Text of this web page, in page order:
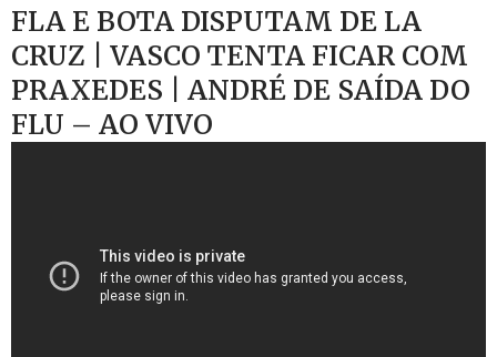
FLA E BOTA DISPUTAM DE LA
CRUZ | VASCO TENTA FICAR COM
PRAXEDES | ANDRÉ DE SAÍDA DO
FLU – AO VIVO